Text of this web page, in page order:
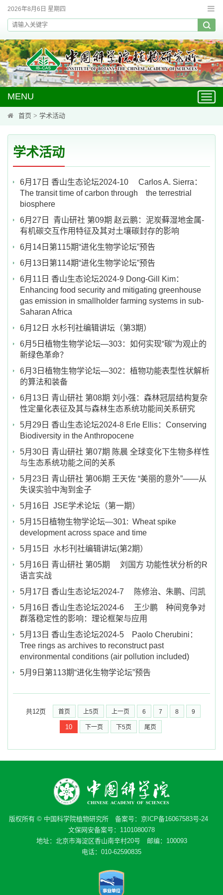
2026年8月6日 星期四
MENU
首页 > 学术活动
学术活动
6月17日 香山生态论坛2024-10 Carlos A. Sierra：
The transit time of carbon through the terrestrial
biosphere
6月27日 青山研社 第09期 赵云鹏：泥炭藓湿地金属-
有机碳交互作用特征及其对土壤碳封存的影响
6月14日第115期“进化生物学论坛”预告
6月13日第114期“进化生物学论坛”预告
6月11日 香山生态论坛2024-9 Dong-Gill Kim：
Enhancing food security and mitigating greenhouse
gas emission in smallholder farming systems in sub-
Saharan Africa
6月12日 水杉刊社编辑讲坛（第3期）
6月5日植物生物学论坛—303：如何实现“碳”为观止的
新绿色革命？
6月3日植物生物学论坛—302：植物功能表型性状解析
的算法和装备
6月13日 青山研社 第08期 刘小强：森林冠层结构复杂
性定量化表征及其与森林生态系统功能间关系研究
5月29日 香山生态论坛2024-8 Erle Ellis：Conserving
Biodiversity in the Anthropocene
5月30日 青山研社 第07期 陈晨 全球变化下生物多样性
与生态系统功能之间的关系
5月23日 青山研社 第06期 王天佐 “美丽的意外”——从
失误实验中淘到金子
5月16日 JSE学术论坛（第一期）
5月15日植物生物学论坛—301: Wheat spike
development across space and time
5月15日 水杉刊社编辑讲坛(第2期）
5月16日 青山研社 第05期 刘国方 功能性状分析的R
语言实战
5月17日 香山生态论坛2024-7 陈修治、朱鹏、闫凯
5月16日 香山生态论坛2024-6 王少鹏 种间竞争对
群落稳定性的影响：理论框架与应用
5月13日 香山生态论坛2024-5 Paolo Cherubini：
Tree rings as archives to reconstruct past
environmental conditions (air pollution included)
5月9日第113期“进化生物学论坛”预告
共12页 首页 上5页 上一页 6 7 8 9
10 下一页 下5页 尾页
版权所有 © 中国科学院植物研究所 备案号： 京ICP备16067583号-24
文保网安备案号：1101080078
地址：北京市海淀区香山南辛村20号 邮编：100093
电话：010-62590835